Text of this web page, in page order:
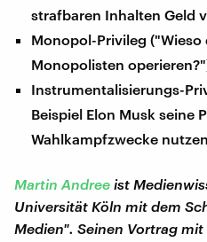
strafbaren Inhalten Geld
Monopol-Privileg ("Wieso
Monopolisten
Instrumentalisierungs-
Beispiel Elon Musk seine
Wahlkampfzwecke
Martin Andree ist
Universität Köln mit dem
Medien". Seinen Vortrag